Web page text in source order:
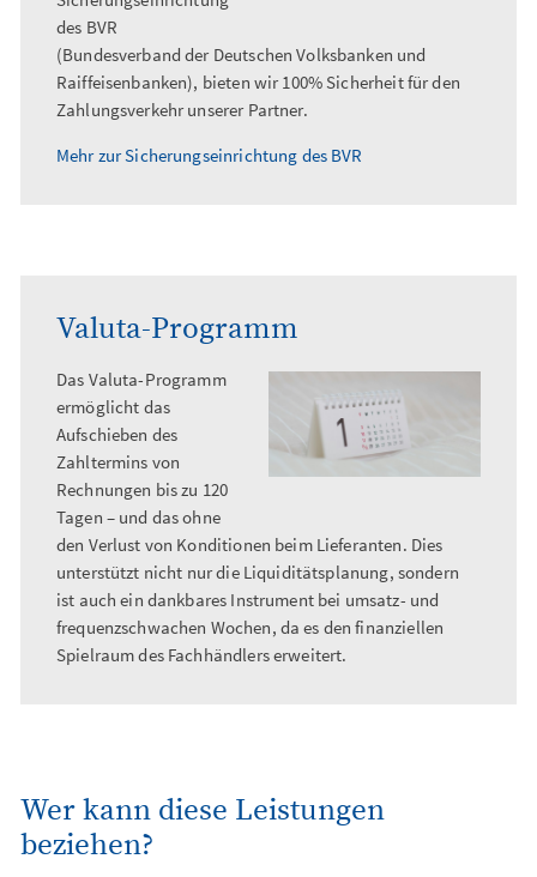
des BVR
(Bundesverband der Deutschen Volksbanken und
Raiffeisenbanken), bieten wir 100% Sicherheit für den
Zahlungsverkehr unserer Partner.
Mehr zur Sicherungseinrichtung des BVR
Valuta-Programm
Das Valuta-Programm
ermöglicht das
Aufschieben des
Zahltermins von
Rechnungen bis zu 120
Tagen – und das ohne
den Verlust von Konditionen beim Lieferanten. Dies
unterstützt nicht nur die Liquiditätsplanung, sondern
ist auch ein dankbares Instrument bei umsatz- und
frequenzschwachen Wochen, da es den finanziellen
Spielraum des Fachhändlers erweitert.
Wer kann diese Leistungen
beziehen?